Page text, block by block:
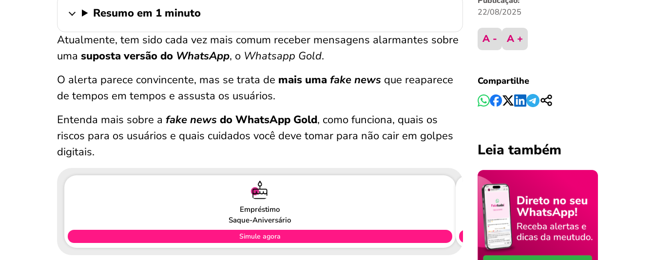
Resumo em 1 minuto
Atualmente, tem sido cada vez mais comum receber mensagens alarmantes sobre
uma suposta versão do WhatsApp, o Whatsapp Gold.
O alerta parece convincente, mas se trata de mais uma fake news que reaparece
de tempos em tempos e assusta os usuários.
Entenda mais sobre a fake news do WhatsApp Gold, como funciona, quais os
riscos para os usuários e quais cuidados você deve tomar para não cair em golpes
digitais.
Empréstimo
Saque-Aniversário
Simule agora
22/08/2025
A - A +
Compartilhe
Leia também